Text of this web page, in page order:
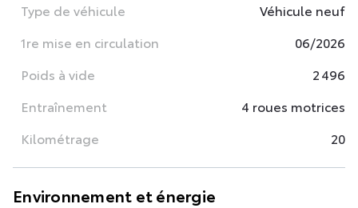
Type de véhicule
Véhicule neuf
1re mise en circulation
06/2026
Poids à vide
2 496
Entraînement
4 roues motrices
Kilométrage
20
Environnement et énergie